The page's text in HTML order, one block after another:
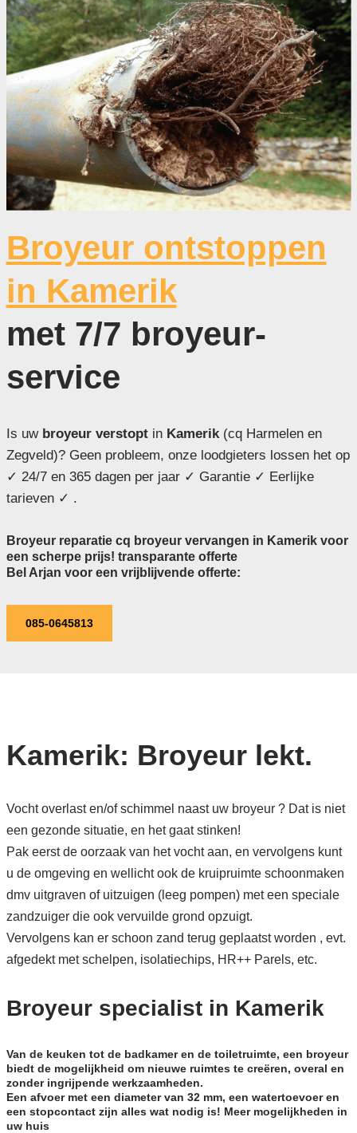
Broyeur ontstoppen
in Kamerik
met 7/7 broyeur-
service
Is uwbroyeur verstoptin Kamerik(cq Harmelen en
Zegveld)? Geen probleem, onze loodgieters lossen het op
✓ 24/7 en 365 dagen per jaar ✓ Garantie ✓ Eerlijke
tarieven ✓ .
Broyeur reparatie cq broyeur vervangen in Kamerik voor
een scherpe prijs! transparante offerte
Bel Arjan voor een vrijblijvende offerte:
085-0645813
Kamerik: Broyeur lekt.
Vocht overlast en/of schimmel naast uw broyeur ? Dat is niet
een gezonde situatie, en het gaat stinken!
Pak eerst de oorzaak van het vocht aan, en vervolgens kunt
u de omgeving en wellicht ook de kruipruimte schoonmaken
dmv uitgraven of uitzuigen (leeg pompen) met een speciale
zandzuiger die ook vervuilde grond opzuigt.
Vervolgens kan er schoon zand terug geplaatst worden , evt.
afgedekt met schelpen, isolatiechips, HR++ Parels, etc.
Broyeur specialist in Kamerik
Van de keuken tot de badkamer en de toiletruimte, een broyeur
biedt de mogelijkheid om nieuwe ruimtes te creëren, overal en
zonder ingrijpende werkzaamheden.
Een afvoer met een diameter van 32 mm, een watertoevoer en
een stopcontact zijn alles wat nodig is! Meer mogelijkheden in
uw huis